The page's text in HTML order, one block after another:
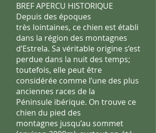
BREF APERCU HISTORIQUE
Depuis des époques
très lointaines, ce chien est établi
dans la région des montagnes
d’Estrela. Sa véritable origine s’est
perdue dans la nuit des temps;
toutefois, elle peut être
considérée comme l’une des plus
anciennes races de la
Péninsule ibérique. On trouve ce
chien du pied des
montagnes jusqu’au sommet